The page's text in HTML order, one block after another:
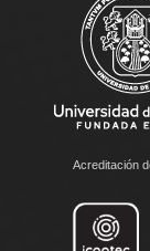
Acreditación